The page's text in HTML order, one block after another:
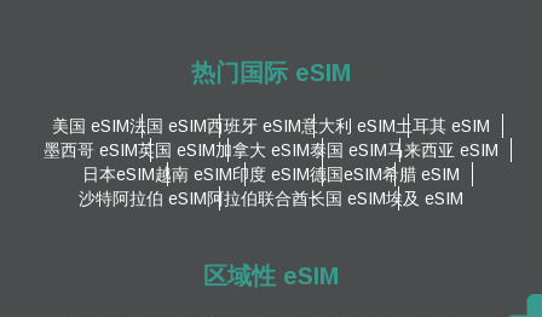
热门国际 eSIM
美国 eSIM法国 eSIM西班牙 eSIM意大利 eSIM土耳其 eSIM
墨西哥 eSIM英国 eSIM加拿大 eSIM泰国 eSIM马来西亚 eSIM
日本eSIM越南 eSIM印度 eSIM德国eSIM希腊 eSIM
沙特阿拉伯 eSIM阿拉伯联合酋长国 eSIM埃及 eSIM
区域性 eSIM